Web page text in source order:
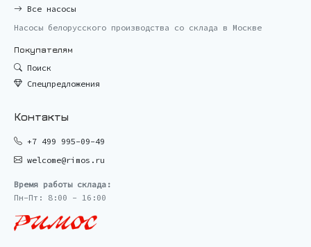
Все насосы
Насосы белорусского производства со склада в Москве
Покупателям
Поиск
Спецпредложения
Контакты
+7 499 995-09-49
welcome@rimos.ru
Время работы склада:
Пн-Пт: 8:00 - 16:00